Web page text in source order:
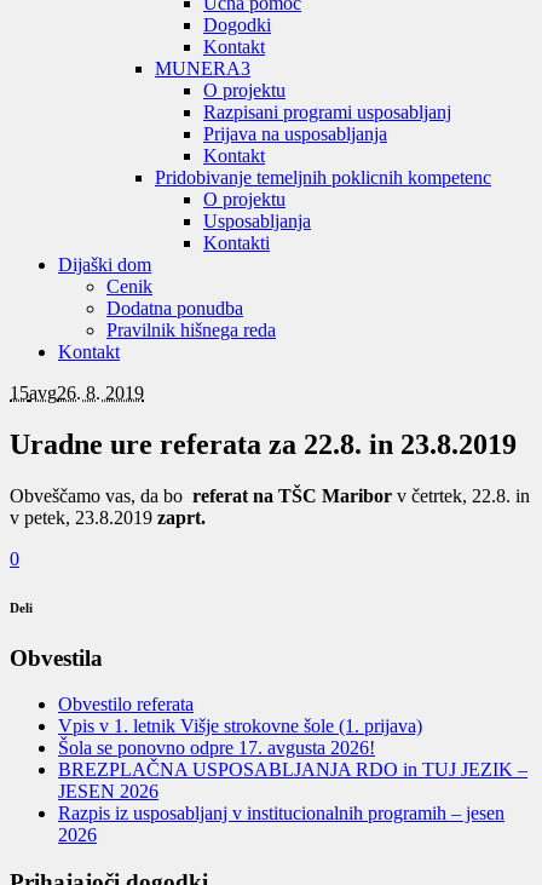
Dogodki
Kontakt
MUNERA3
O projektu
Razpisani programi usposabljanj
Prijava na usposabljanja
Kontakt
Pridobivanje temeljnih poklicnih kompetenc
O projektu
Usposabljanja
Kontakti
Dijaški dom
Cenik
Dodatna ponudba
Pravilnik hišnega reda
Kontakt
15avg26. 8. 2019
Uradne ure referata za 22.8. in 23.8.2019
Obveščamo vas, da bo referat na TŠC Maribor v četrtek, 22.8. in
v petek, 23.8.2019 zaprt.
0
Deli
Obvestila
Obvestilo referata
Vpis v 1. letnik Višje strokovne šole (1. prijava)
Šola se ponovno odpre 17. avgusta 2026!
BREZPLAČNA USPOSABLJANJA RDO in TUJ JEZIK –
JESEN 2026
Razpis iz usposabljanj v institucionalnih programih – jesen
2026